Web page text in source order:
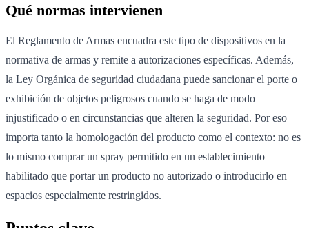
Qué normas intervienen
El Reglamento de Armas encuadra este tipo de dispositivos en la
normativa de armas y remite a autorizaciones específicas. Además,
la Ley Orgánica de seguridad ciudadana puede sancionar el porte o
exhibición de objetos peligrosos cuando se haga de modo
injustificado o en circunstancias que alteren la seguridad. Por eso
importa tanto la homologación del producto como el contexto: no es
lo mismo comprar un spray permitido en un establecimiento
habilitado que portar un producto no autorizado o introducirlo en
espacios especialmente restringidos.